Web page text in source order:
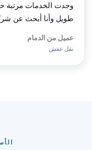
وجدت الخدمات مرتبة
طويل وأنا أبحث عن
عميل من الدمام
نقل عفش